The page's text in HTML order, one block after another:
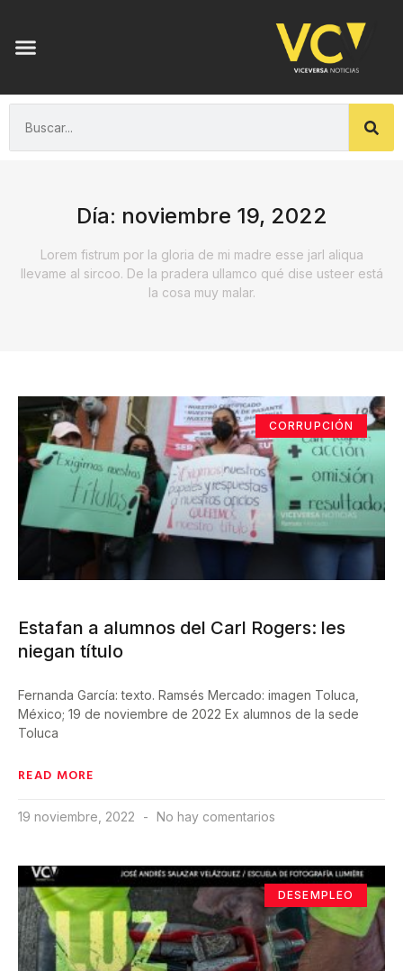
Día: noviembre 19, 2022
Lorem fistrum por la gloria de mi madre esse jarl aliqua
llevame al sircoo. De la pradera ullamco qué dise usteer está
la cosa muy malar.
CORRUPCIÓN
Estafan a alumnos del Carl Rogers: les
niegan título
Fernanda García: texto. Ramsés Mercado: imagen Toluca,
México; 19 de noviembre de 2022 Ex alumnos de la sede
Toluca
READ MORE
19 noviembre, 2022 No hay comentarios
DESEMPLEO